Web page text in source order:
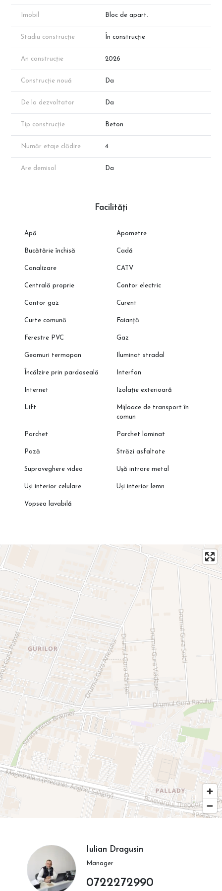
Notă: Apartamentul face parte din portofoliul dezvoltatorului;
măsurătorilor cadastrale.
Imobil Bloc de apart.
Stadiu construcție În construcție
An construcție 2026
Construcție nouă Da
De la dezvoltator Da
Tip construcție Beton
Număr etaje clădire 4
Are demisol Da
Facilități
Apă Apometre
Bucătărie închisă Cadă
Canalizare CATV
Centrală proprie Contor electric
Contor gaz Curent
Curte comună Faianță
Ferestre PVC Gaz
Geamuri termopan Iluminat stradal
Încălzire prin pardoseală Interfon
Internet Izolație exterioară
Lift
Mijloace de transport în
comun
Parchet Parchet laminat
Pază Străzi asfaltate
Supraveghere video Ușă intrare metal
Uși interior celulare Uși interior lemn
Vopsea lavabilă
Iulian Dragusin
Manager
0722272990